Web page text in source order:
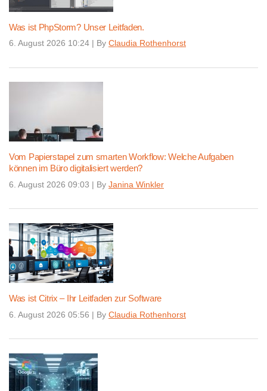
Was ist PhpStorm? Unser Leitfaden.
6. August 2026 10:24 | By Claudia Rothenhorst
Vom Papierstapel zum smarten Workflow: Welche Aufgaben
können im Büro digitalisiert werden?
6. August 2026 09:03 | By Janina Winkler
Was ist Citrix – Ihr Leitfaden zur Software
6. August 2026 05:56 | By Claudia Rothenhorst